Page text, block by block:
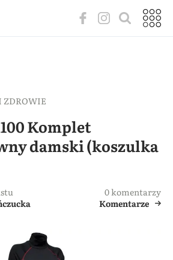
ZDROWIE
Komplet
damski (koszulka
0 komentarzy
Komentarze